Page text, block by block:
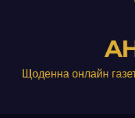
Щоденна онлайн